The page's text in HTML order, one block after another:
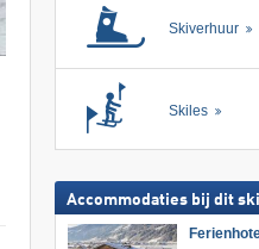
Skiverhuur
Skiles
Accommodaties bij dit